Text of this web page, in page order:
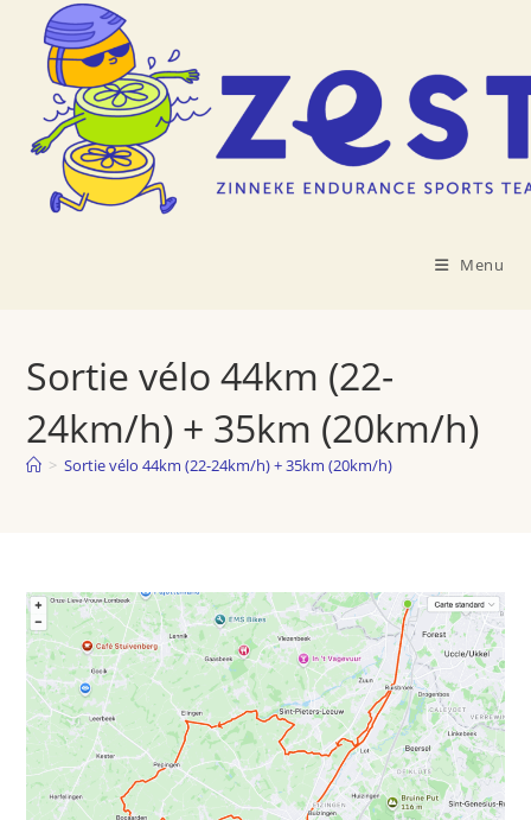
content
Menu
Sortie vélo 44km (22-
24km/h) + 35km (20km/h)
> Sortie vélo 44km (22-24km/h) + 35km (20km/h)